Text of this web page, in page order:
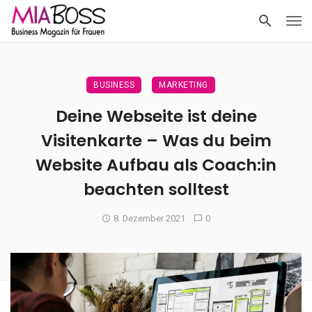
BUSINESS MARKETING
Deine Webseite ist deine
Visitenkarte – Was du beim
Website Aufbau als Coach:in
beachten solltest
8. Dezember 2021 0